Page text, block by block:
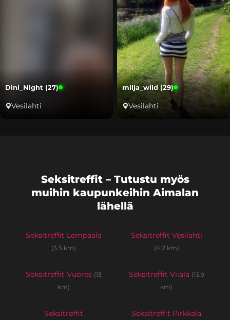
Dini_Night (27)
Vesilahti
milja_wild (29)
Vesilahti
Seksitreffit – Tutustu myös
muihin kaupunkeihin Aimalan
lähellä
Seksitreffit Lempäälä
(3.5 km)
Seksitreffit Vesilahti
(4.2 km)
Seksitreffit Vuores (13
km)
Seksitreffit Viiala (13.9
km)
Seksitreffit
Seksitreffit Pirkkala